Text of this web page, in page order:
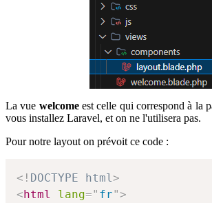
La vue welcomeest celle qui correspond à la
vous installez Laravel, et on ne l'utilisera pas.
Pour notre layout on prévoit ce code :
<! DOCTYPE html >
<html lang=" fr">